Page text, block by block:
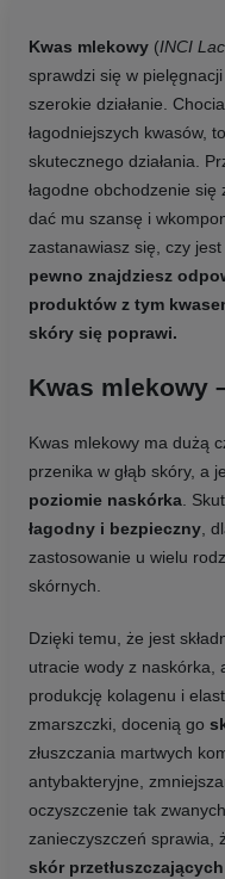
Kwas mlekowy(INCI
sprawdzi się w
szerokie działanie.
łagodniejszych kwasów,
skutecznego działania.
łagodne obchodzenie się
dać mu szansę i
zastanawiasz się, czy
pewno znajdziesz
produktów z tym
skóry się poprawi.
Kwas mlekowy
Kwas mlekowy ma dużą
przenika w głąb skóry, a
poziomie naskórka.
łagodny i bezpieczny,
zastosowanie u wielu
skórnych.
Dzięki temu, że jest
utracie wody z naskórka,
produkcję kolagenu i
zmarszczki, docenią go
złuszczania martwych
antybakteryjne,
oczyszczenie tak
zanieczyszczeń sprawia,
skór